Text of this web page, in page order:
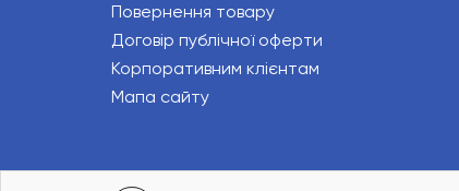
Повернення товару
Договір публічної оферти
Корпоративним клієнтам
Мапа сайту